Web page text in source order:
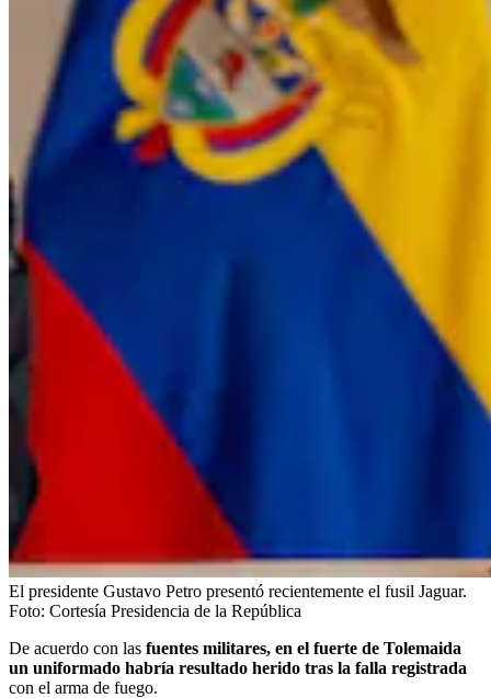
El presidente Gustavo Petro presentó recientemente el fusil Jaguar.
Foto: Cortesía Presidencia de la República
De acuerdo con las fuentes militares, en el fuerte de Tolemaida
un uniformado habría resultado herido tras la falla registrada
con el arma de fuego.